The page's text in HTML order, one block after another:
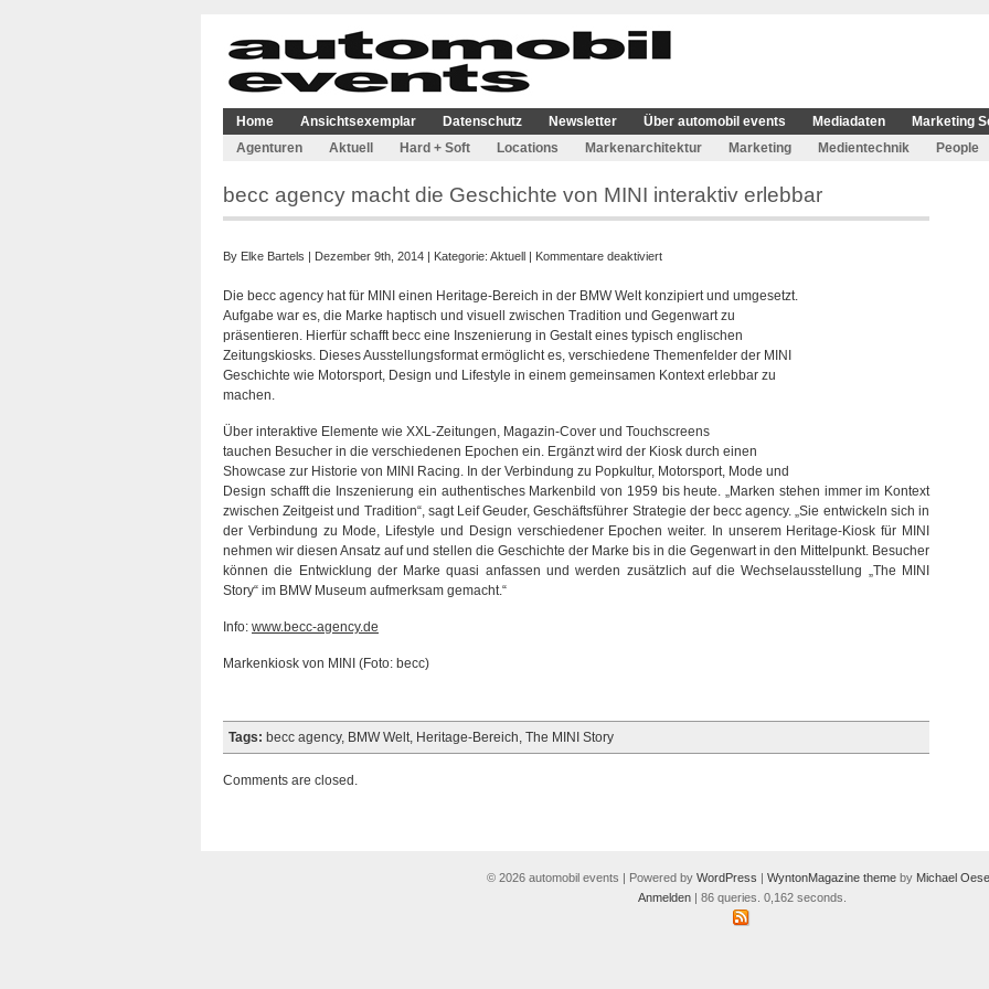
Home Ansichtsexemplar Datenschutz Newsletter Über automobil events Mediadaten
Marketing
Agenturen
Aktuell Hard + Soft Locations Markenarchitektur Marketing Medientechnik People
becc agency macht die Geschichte von MINI interaktiv erlebbar
By Elke Bartels | Dezember 9th, 2014 | Kategorie: Aktuell | Kommentare deaktiviertfür
agency
macht
die
Geschichte
von
erlebbar
Die becc agency hat für MINI einen Heritage-Bereich in der BMW Welt konzipiert und umgesetzt.
Aufgabe war es, die Marke haptisch und visuell zwischen Tradition und Gegenwart zu
präsentieren. Hierfür schafft becc eine Inszenierung in Gestalt eines typisch englischen
Zeitungskiosks. Dieses Ausstellungsformat ermöglicht es, verschiedene Themenfelder der MINI
Geschichte wie Motorsport, Design und Lifestyle in einem gemeinsamen Kontext erlebbar zu
machen.
Über interaktive Elemente wie XXL-Zeitungen, Magazin-Cover und Touchscreens
tauchen Besucher in die verschiedenen Epochen ein. Ergänzt wird der Kiosk durch einen
Showcase zur Historie von MINI Racing. In der Verbindung zu Popkultur, Motorsport, Mode und
Design schafft die Inszenierung ein authentisches Markenbild von 1959 bis heute. „Marken stehen immer im Kontext
zwischen Zeitgeist und Tradition“, sagt Leif Geuder, Geschäftsführer Strategie der becc agency. „Sie entwickeln sich in
der Verbindung zu Mode, Lifestyle und Design verschiedener Epochen weiter. In unserem Heritage-Kiosk für MINI
nehmen wir diesen Ansatz auf und stellen die Geschichte der Marke bis in die Gegenwart in den Mittelpunkt. Besucher
können die Entwicklung der Marke quasi anfassen und werden zusätzlich auf die Wechselausstellung „The MINI
Story“ im BMW Museum aufmerksam gemacht.“
Info: www.becc-agency.de
Markenkiosk von MINI (Foto: becc)
Tags: becc agency, BMW Welt, Heritage-Bereich, The MINI Story
Comments are closed.
© 2026 automobil events | Powered by WordPress | WyntonMagazine theme by Michael
Anmelden| 86 queries. 0,162 seconds.